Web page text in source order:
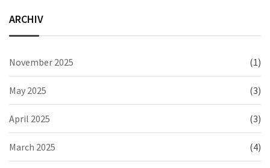
ARCHIV
November 2025 (1)
May 2025 (3)
April 2025 (3)
March 2025 (4)